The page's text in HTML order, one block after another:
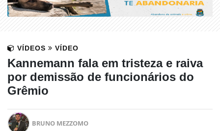
VÍDEOS VÍDEO
Kannemann fala em tristeza e raiva
por demissão de funcionários do
Grêmio
BRUNO MEZZOMO